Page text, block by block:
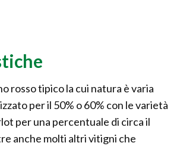
rosso tipico la cui natura è varia
per il 50% o 60% con le varietà
per una percentuale di circa il
anche molti altri vitigni che